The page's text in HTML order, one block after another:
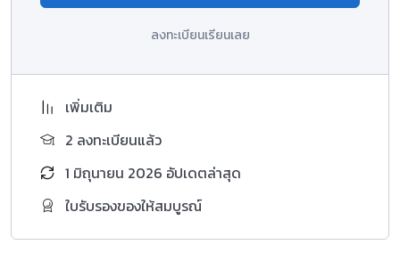
ลงทะเบียนเรียนเลย
เพิ่มเติม
2 ลงทะเบียนแล้ว
1 มิถุนายน 2026 อัปเดตล่าสุด
ใบรับรองของให้สมบูรณ์